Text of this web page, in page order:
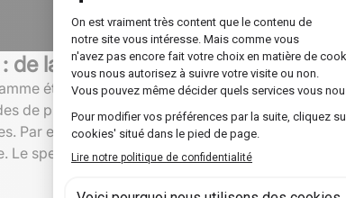
de la radio aux rayons gamma
étendue de fréquences et longueurs d'onde.
de plus haute fréquence comme les
rayons X
Par exemple, les ondes radio sont largement
spectre peut être divisé en plusieurs segments :